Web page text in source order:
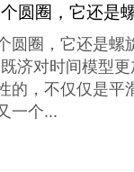
圆圈，它还是
圆圈，它还是螺
济对时间模型
的，不仅仅是平
一个...